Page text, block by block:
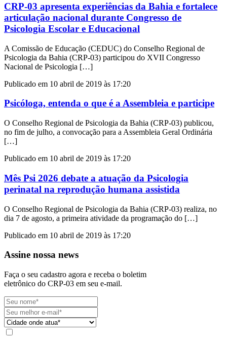
CRP-03 apresenta experiências da Bahia e fortalece
articulação nacional durante Congresso de
Psicologia Escolar e Educacional
A Comissão de Educação (CEDUC) do Conselho Regional de
Psicologia da Bahia (CRP-03) participou do XVII Congresso
Nacional de Psicologia […]
Publicado em 10 abril de 2019 às 17:20
Psicóloga, entenda o que é a Assembleia e participe
O Conselho Regional de Psicologia da Bahia (CRP-03) publicou,
no fim de julho, a convocação para a Assembleia Geral Ordinária
[…]
Publicado em 10 abril de 2019 às 17:20
Mês Psi 2026 debate a atuação da Psicologia
perinatal na reprodução humana assistida
O Conselho Regional de Psicologia da Bahia (CRP-03) realiza, no
dia 7 de agosto, a primeira atividade da programação do […]
Publicado em 10 abril de 2019 às 17:20
Assine nossa news
Faça o seu cadastro agora e receba o boletim
eletrônico do CRP-03 em seu e-mail.